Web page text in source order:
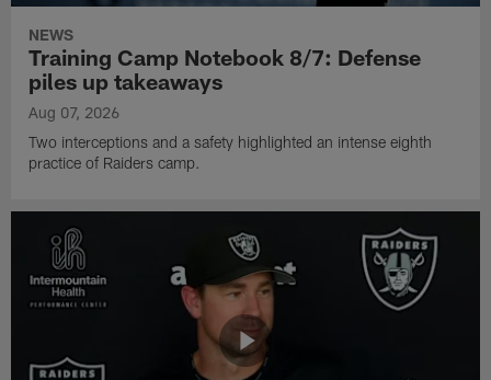
NEWS
Training Camp Notebook 8/7: Defense
piles up takeaways
Aug 07, 2026
Two interceptions and a safety highlighted an intense eighth
practice of Raiders camp.